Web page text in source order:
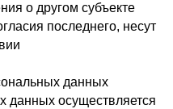
о другом субъекте
последнего, несут
данных
данных осуществляется